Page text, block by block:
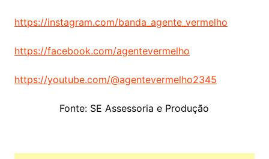
https://instagram.com/banda_agente_vermelho
https://facebook.com/agentevermelho
https://youtube.com/@agentevermelho2345
Fonte: SE Assessoria e Produção